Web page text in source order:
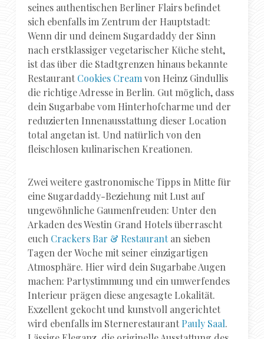
seines authentischen Berliner Flairs befindet
sich ebenfalls im Zentrum der Hauptstadt:
Wenn dir und deinem Sugardaddy der Sinn
nach erstklassiger vegetarischer Küche steht,
ist das über die Stadtgrenzen hinaus bekannte
Restaurant Cookies Cream von Heinz Gindullis
die richtige Adresse in Berlin. Gut möglich, dass
dein Sugarbabe vom Hinterhofcharme und der
reduzierten Innenausstattung dieser Location
total angetan ist. Und natürlich von den
fleischlosen kulinarischen Kreationen.
Zwei weitere gastronomische Tipps in Mitte für
eine Sugardaddy-Beziehung mit Lust auf
ungewöhnliche Gaumenfreuden: Unter den
Arkaden des Westin Grand Hotels überrascht
euch Crackers Bar & Restaurantan sieben
Tagen der Woche mit seiner einzigartigen
Atmosphäre. Hier wird dein Sugarbabe Augen
machen: Partystimmung und ein umwerfendes
Interieur prägen diese angesagte Lokalität.
Exzellent gekocht und kunstvoll angerichtet
wird ebenfalls im Sternerestaurant Pauly Saal.